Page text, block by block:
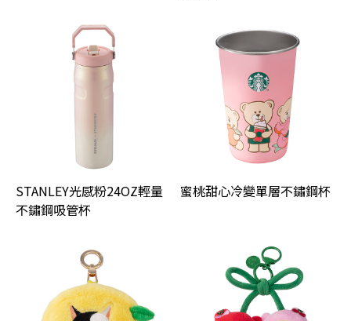
STANLEY光感粉24OZ輕量
不鏽鋼吸管杯
蜜桃甜心冷變單層不鏽鋼杯